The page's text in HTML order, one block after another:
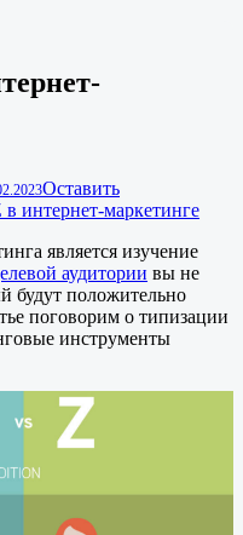
Оставить
интернет-маркетинге
является изучение
аудитории вы не
будут положительно
поговорим о типизации
инструменты